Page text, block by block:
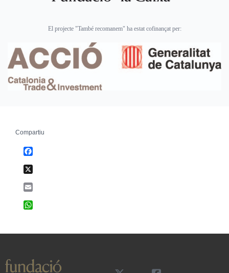
El projecte "També recomanem" ha estat cofinançat per:
Compartiu